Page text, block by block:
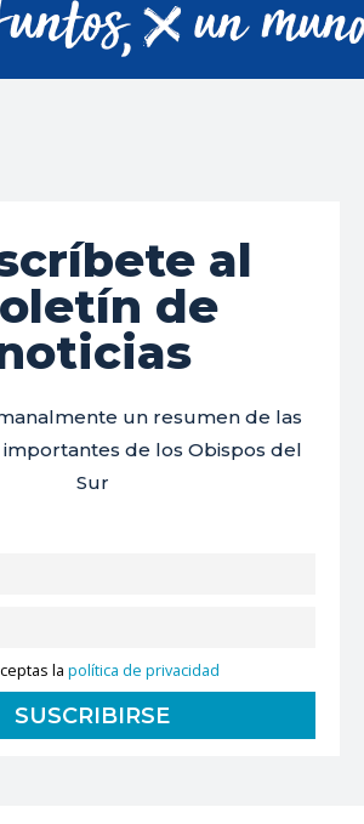
al
de
un resumen de las
importantes de los Obispos del
Sur
lapolítica de privacidad